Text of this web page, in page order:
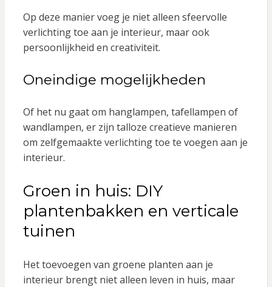
Op deze manier voeg je niet alleen sfeervolle
verlichting toe aan je interieur, maar ook
persoonlijkheid en creativiteit.
Oneindige mogelijkheden
Of het nu gaat om hanglampen, tafellampen of
wandlampen, er zijn talloze creatieve manieren
om zelfgemaakte verlichting toe te voegen aan je
interieur.
Groen in huis: DIY
plantenbakken en verticale
tuinen
Het toevoegen van groene planten aan je
interieur brengt niet alleen leven in huis, maar